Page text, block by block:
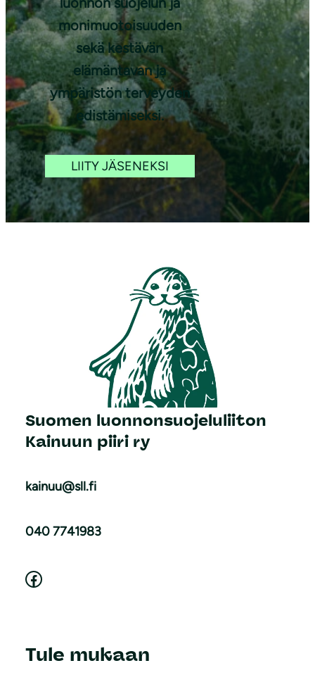
monimuotoisuuden
sekä kestävän
elämäntavan ja
ympäristön terveyden
edistämiseksi.
LIITY JÄSENEKSI
Tule mukaan
Suomen luonnonsuojeluliiton
Kainuun piiri ry
kainuu@sll.fi
040 7741983
Facebook